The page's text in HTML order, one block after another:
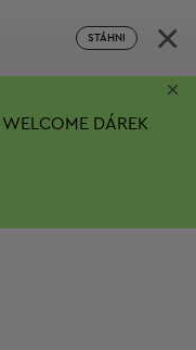
STÁHNI ×
WELCOME DÁREK
×